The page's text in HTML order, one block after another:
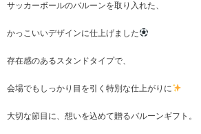
サッカーボールのバルーンを取り入れた、
かっこいいデザインに仕上げました
存在感のあるスタンドタイプで、
会場でもしっかり目を引く特別な仕上がりに
大切な節目に、想いを込めて贈るバルーンギフト。